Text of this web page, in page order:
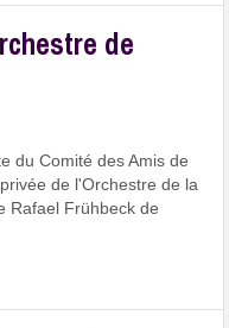
de
du Comité des Amis de
de l'Orchestre de la
Rafael Frühbeck de